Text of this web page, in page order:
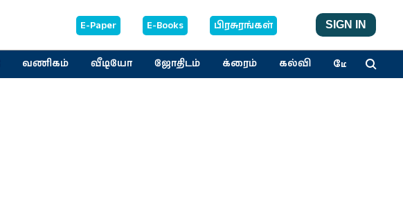
E-Paper E-Books பிரசுரங்கள் SIGN IN
வணிகம் வீடியோ ஜோதிடம் க்ரைம் கல்வி மேலும்